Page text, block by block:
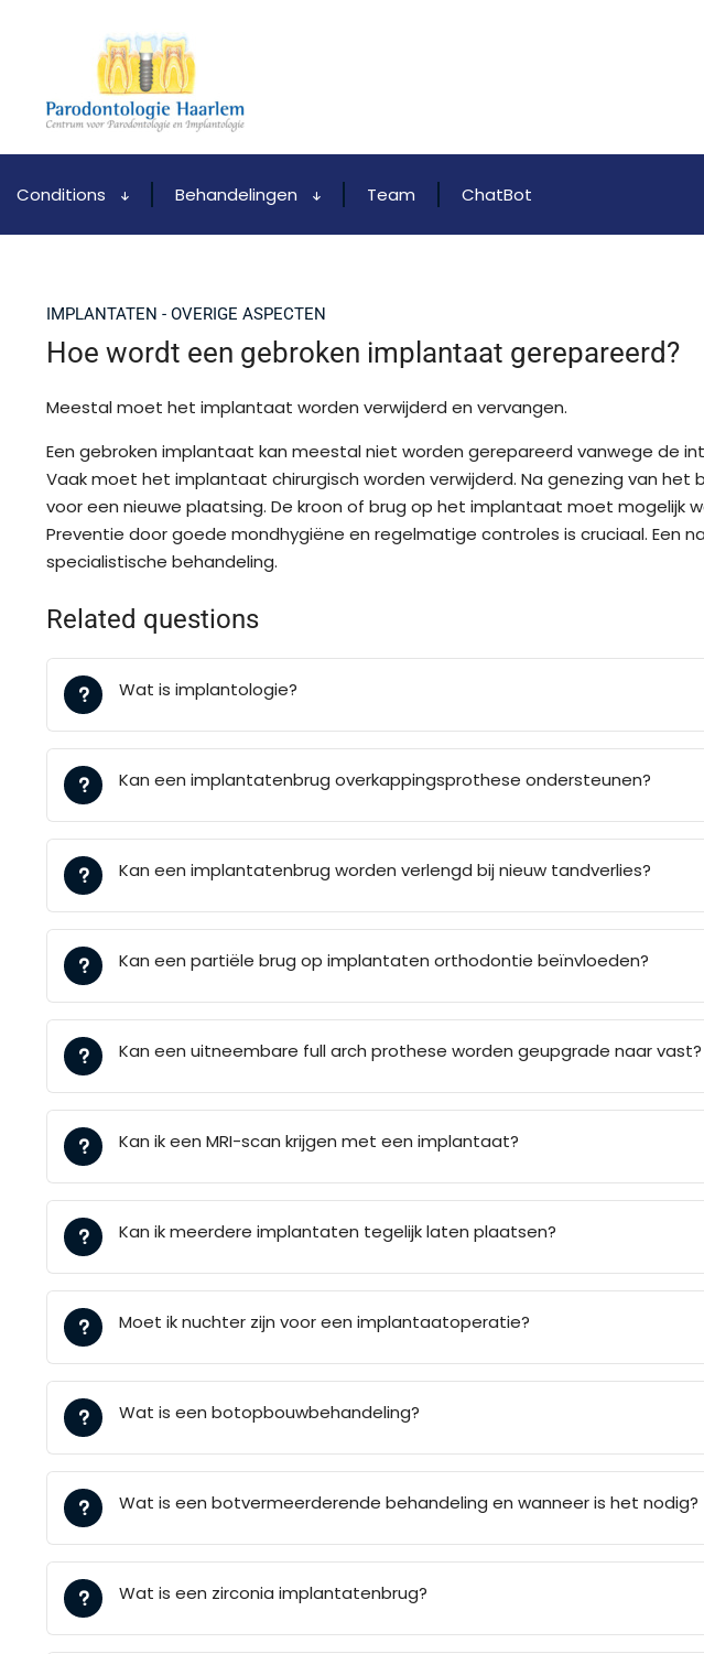
Conditions Behandelingen Team ChatBot
IMPLANTATEN - OVERIGE ASPECTEN
Hoe wordt een gebroken implantaat gerepareerd?
Meestal moet het implantaat worden verwijderd en vervangen.
Een gebroken implantaat kan meestal niet worden gerepareerd vanwege de
Vaak moet het implantaat chirurgisch worden verwijderd. Na genezing van
voor een nieuwe plaatsing. De kroon of brug op het implantaat moet mogelijk
Preventie door goede mondhygiëne en regelmatige controles is cruciaal. Een
specialistische behandeling.
Related questions
Wat is implantologie?
Kan een implantatenbrug overkappingsprothese ondersteunen?
Kan een implantatenbrug worden verlengd bij nieuw tandverlies?
Kan een partiële brug op implantaten orthodontie beïnvloeden?
Kan een uitneembare full arch prothese worden geupgrade naar vast?
Kan ik een MRI-scan krijgen met een implantaat?
Kan ik meerdere implantaten tegelijk laten plaatsen?
Moet ik nuchter zijn voor een implantaatoperatie?
Wat is een botopbouwbehandeling?
Wat is een botvermeerderende behandeling en wanneer is het nodig?
Wat is een zirconia implantatenbrug?